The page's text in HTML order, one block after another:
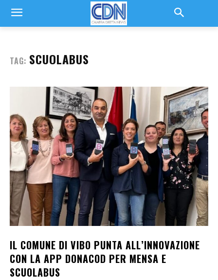
TAG: SCUOLABUS
IL COMUNE DI VIBO PUNTA ALL’INNOVAZIONE
CON LA APP DONACOD PER MENSA E
SCUOLABUS